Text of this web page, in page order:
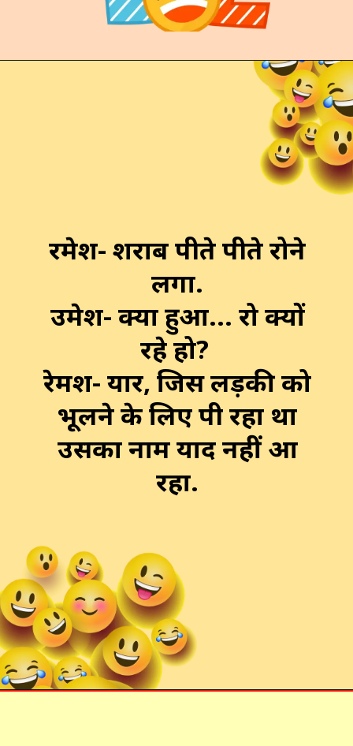
रमेश- शराब पीते पीते रोने
लगा.
उमेश- क्या हुआ... रो क्यों
रहे हो?
रेमश- यार, जिस लड़की को
भूलने के लिए पी रहा था
उसका नाम याद नहीं आ
रहा.